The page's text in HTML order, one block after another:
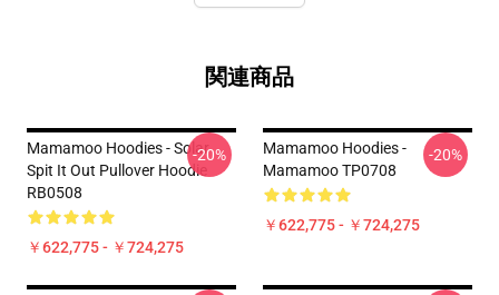
関連商品
Mamamoo Hoodies - Solar
Spit It Out Pullover Hoodie
RB0508
￥622,775 - ￥724,275
-20%
Mamamoo Hoodies -
Mamamoo TP0708
￥622,775 - ￥724,275
-20%